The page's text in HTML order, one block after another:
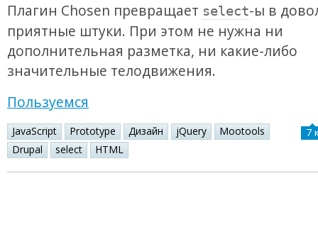
Плагин Chosen превращает select-ы в
приятные штуки. При этом не нужна ни
дополнительная разметка, ни какие-либо
значительные телодвижения.
Пользуемся
JavaScript Prototype Дизайн jQuery
Mootools
Drupal
select HTML
7